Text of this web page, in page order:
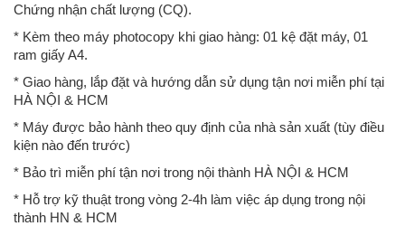
Chứng nhận chất lượng (CQ).
* Kèm theo máy photocopy khi giao hàng: 01 kệ đặt máy, 01
ram giấy A4.
* Giao hàng, lắp đặt và hướng dẫn sử dụng tận nơi miễn phí tại
HÀ NỘI & HCM
* Máy được bảo hành theo quy định của nhà sản xuất (tùy điều
kiện nào đến trước)
* Bảo trì miễn phí tận nơi trong nội thành HÀ NỘI & HCM
* Hỗ trợ kỹ thuật trong vòng 2-4h làm việc áp dụng trong nội
thành HN & HCM